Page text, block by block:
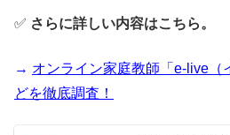
✅ さらに詳しい内容はこちら。
→ オンライン家庭教師「e-live（
どを徹底調査！